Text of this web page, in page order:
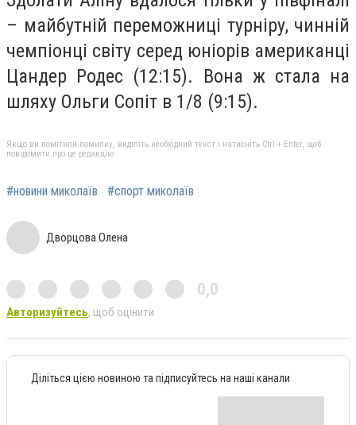
– майбутній переможниці турніру, чинній
чемпіонці світу серед юніорів американці
Цандер Родес (12:15). Вона ж стала на
шляху Ольги Сопіт в 1/8 (9:15).
Якщо ви помітили помилку, виділіть необхідний текст і натисніть Ctrl + Enter, щоб
повідомити про це редакцію
#новини миколаїв #спорт миколаїв
Дворцова Олена
0,0
Авторизуйтесь, щоб оцінити
Діліться цією новиною та підписуйтесь на наші канали